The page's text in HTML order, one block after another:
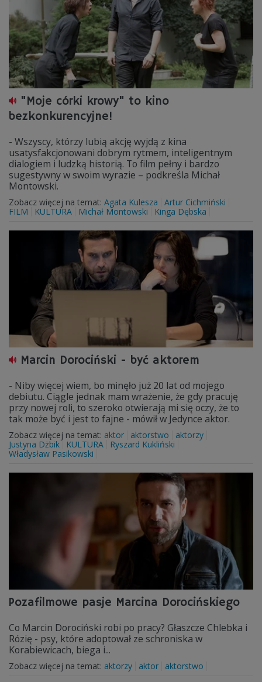
"Moje córki krowy" to kino
bezkonkurencyjne!
- Wszyscy, którzy lubią akcję wyjdą z kina
usatysfakcjonowani dobrym rytmem, inteligentnym
dialogiem i ludzką historią. To film pełny i bardzo
sugestywny w swoim wyrazie – podkreśla Michał
Montowski.
Zobacz więcej na temat: Agata Kulesza
Artur Cichmiński
FILM
KULTURA Michał Montowski Kinga Dębska
Marcin Dorociński - być aktorem
- Niby więcej wiem, bo minęło już 20 lat od mojego
debiutu. Ciągle jednak mam wrażenie, że gdy pracuję
przy nowej roli, to szeroko otwierają mi się oczy, że to
tak może być i jest to fajne - mówił w Jedynce aktor.
Zobacz więcej na temat: aktor aktorstwo
aktorzy
Justyna Dżbik
KULTURA
Ryszard Kukliński
Władysław Pasikowski
Pozafilmowe pasje Marcina Dorocińskiego
Co Marcin Dorociński robi po pracy? Głaszcze Chlebka i
Rózię - psy, które adoptował ze schroniska w
Korabiewicach, biega i...
Zobacz więcej na temat: aktorzy aktor aktorstwo